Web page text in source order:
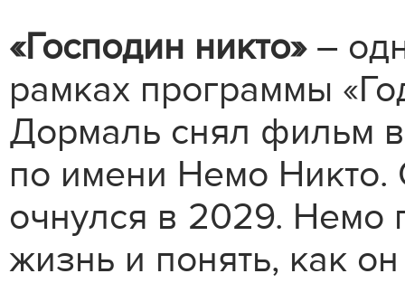
«Господин никто»–
рамках программы
Дормаль снял фильм
по имени Немо Никто.
очнулся в 2029. Немо
жизнь и понять, как